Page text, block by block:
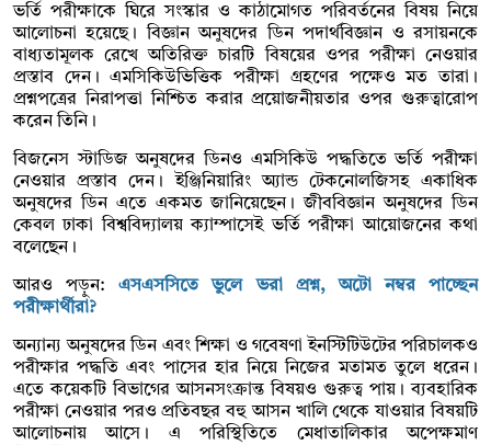
ভর্তি পরীক্ষাকে ঘিরে সংস্কার ও কাঠামোগত পরিবর্তনের বিষয় নিয়ে
আলোচনা হয়েছে। বিজ্ঞান অনুষদের ডিন পদার্থবিজ্ঞান ও রসায়নকে
বাধ্যতামূলক রেখে অতিরিক্ত চারটি বিষয়ের ওপর পরীক্ষা নেওয়ার
প্রস্তাব দেন। এমসিকিউভিত্তিক পরীক্ষা গ্রহণের পক্ষেও মত তারা।
প্রশ্নপত্রের নিরাপত্তা নিশ্চিত করার প্রয়োজনীয়তার ওপর গুরুত্বারোপ
করেন তিনি।
বিজনেস স্টাডিজ অনুষদের ডিনও এমসিকিউ পদ্ধতিতে ভর্তি পরীক্ষা
নেওয়ার প্রস্তাব দেন। ইঞ্জিনিয়ারিং অ্যান্ড টেকনোলজিসহ একাধিক
অনুষদের ডিন এতে একমত জানিয়েছেন। জীববিজ্ঞান অনুষদের ডিন
কেবল ঢাকা বিশ্ববিদ্যালয় ক্যাম্পাসেই ভর্তি পরীক্ষা আয়োজনের কথা
বলেছেন।
আরও পড়ুন:এসএসসিতে ভুলে ভরা প্রশ্ন, অটো নম্বর পাচ্ছেন
পরীক্ষার্থীরা?
অন্যান্য অনুষদের ডিন এবং শিক্ষা ও গবেষণা ইনস্টিটিউটের পরিচালকও
পরীক্ষার পদ্ধতি এবং পাসের হার নিয়ে নিজের মতামত তুলে ধরেন।
এতে কয়েকটি বিভাগের আসনসংক্রান্ত বিষয়ও গুরুত্ব পায়। ব্যবহারিক
পরীক্ষা নেওয়ার পরও প্রতিবছর বহু আসন খালি থেকে যাওয়ার বিষয়টি
আলোচনায় আসে। এ পরিস্থিতিতে মেধাতালিকার অপেক্ষমাণ